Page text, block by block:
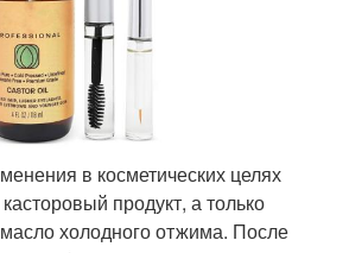
в косметических целях
продукт, а только
холодного отжима. После